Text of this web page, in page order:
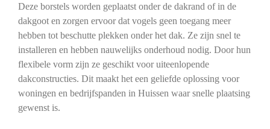
Deze borstels worden geplaatst onder de dakrand of in de
dakgoot en zorgen ervoor dat vogels geen toegang meer
hebben tot beschutte plekken onder het dak. Ze zijn snel te
installeren en hebben nauwelijks onderhoud nodig. Door hun
flexibele vorm zijn ze geschikt voor uiteenlopende
dakconstructies. Dit maakt het een geliefde oplossing voor
woningen en bedrijfspanden in Huissen waar snelle plaatsing
gewenst is.